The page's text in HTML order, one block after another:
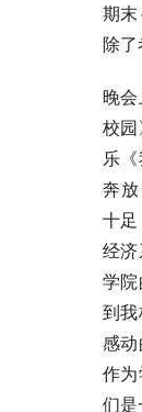
期
除
晚
校
乐
奔
十
经
学
到
感
作
们